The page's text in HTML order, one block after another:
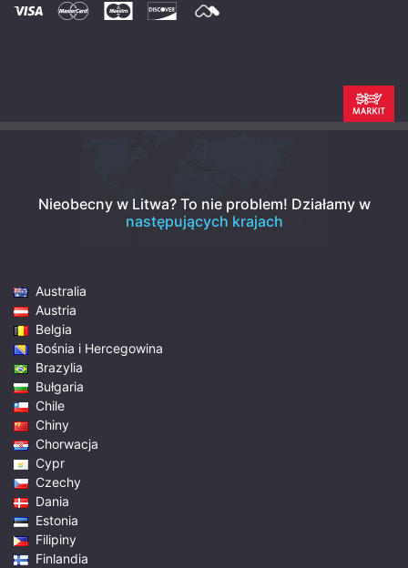
Nieobecny w Litwa? To nie problem! Działamy w
następujących krajach
Australia
Austria
Belgia
Bośnia i Hercegowina
Brazylia
Bułgaria
Chile
Chiny
Chorwacja
Cypr
Czechy
Dania
Estonia
Filipiny
Finlandia